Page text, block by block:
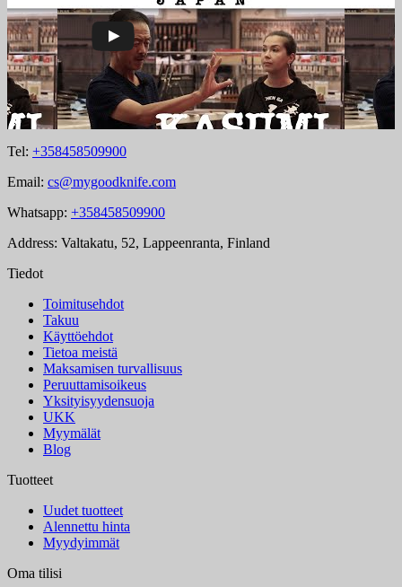
Tel: +358458509900
Email: cs@mygoodknife.com
Whatsapp: +358458509900
Address: Valtakatu, 52, Lappeenranta, Finland
Tiedot
Toimitusehdot
Takuu
Käyttöehdot
Tietoa meistä
Maksamisen turvallisuus
Peruuttamisoikeus
Yksityisyydensuoja
UKK
Myymälät
Blog
Tuotteet
Uudet tuotteet
Alennettu hinta
Myydyimmät
Oma tilisi